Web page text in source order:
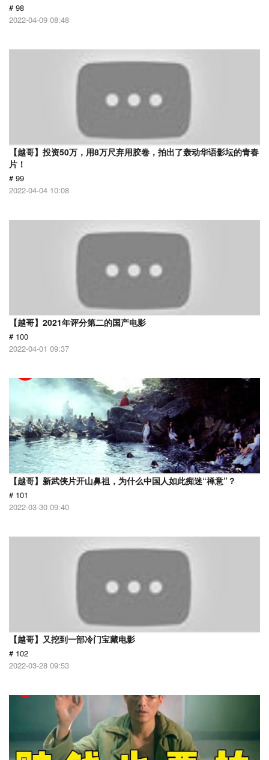
# 98
2022-04-09 08:48
【越哥】投资50万，用8万尺弃用胶卷，拍出了轰动华语影坛的青春
片！
# 99
2022-04-04 10:08
【越哥】2021年评分第二的国产电影
# 100
2022-04-01 09:37
【越哥】新武侠片开山鼻祖，为什么中国人如此痴迷“禅意”？
# 101
2022-03-30 09:40
【越哥】又挖到一部冷门宝藏电影
# 102
2022-03-28 09:53